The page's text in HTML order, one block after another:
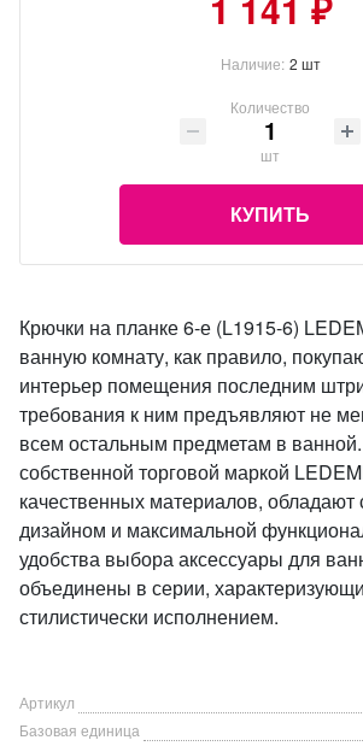
Наличие: 2 шт
Количество
шт
КУПИТЬ
Крючки на планке 6-е (L1915-6)
ванную комнату, как правило,
интерьер помещения последним
требования к ним предъявляют не
всем остальным предметам в
собственной торговой маркой
качественных материалов,
дизайном и максимальной
удобства выбора аксессуары для
объединены в серии,
стилистически исполнением.
Артикул
Базовая единица